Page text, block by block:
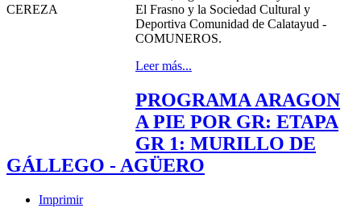
El Frasno y la Sociedad Cultural y
Deportiva Comunidad de Calatayud -
COMUNEROS.
Leer más...
PROGRAMA ARAGON
A PIE POR GR: ETAPA
GR 1: MURILLO DE
GÁLLEGO - AGÜERO
Imprimir